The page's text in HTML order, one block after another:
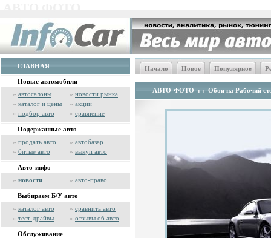
ГЛАВНАЯ
Новые автомобили
» автосалоны » новости рынка
» каталог и цены » акции
» подбор авто » сравнение
Подержанные авто
» продать авто » автобазар
» битые авто » выкуп авто
Авто-инфо
» новости » авто-право
Выбираем Б/У авто
» каталог авто » сравнить авто
» тест-драйвы » отзывы об авто
Обслуживание
Начало Новое Популярное
АВТО-ФОТО : : Обои на Рабочий